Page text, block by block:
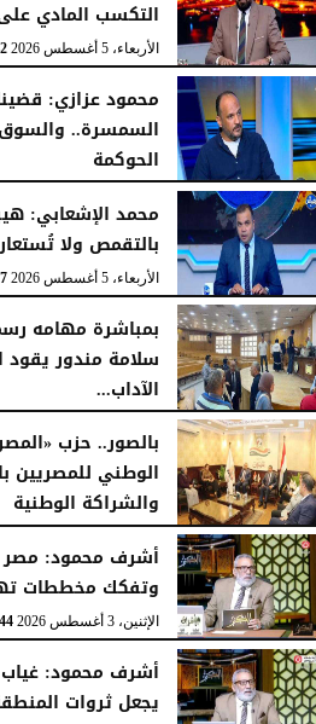
التكسب المادي
الأربعاء، 5 أغسطس 2026
محمود عزازي:
السمسرة..
الحوكمة
الأربعاء، 5 أغسطس 2026
محمد الإشعابي:
بالتقمص ولا
الأربعاء، 5 أغسطس 2026
بمباشرة مهامه
سلامة مندور يقود
الآداب...
الأربعاء، 5 أغسطس 2026
بالصور.. حزب
الوطني للمصريين
والشراكة الوطنية
الثلاثاء، 4 أغسطس 2026
أشرف محمود: مصر
وتفكك مخططات
الإثنين، 3 أغسطس 2026
أشرف محمود: غياب
يجعل ثروات